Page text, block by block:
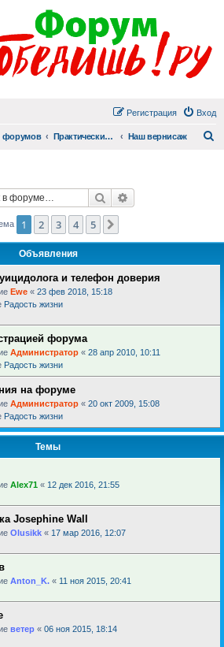
Вход
Регистрация
форумов Практический раздел Наш вернисаж
Поиск
1 2 3 4 5
Объявления
и телефон доверия
Ewe « 23 фев 2018, 15:18
Радость жизни
форума
Администратор « 28 апр 2010, 10:11
Радость жизни
на форуме
Администратор « 20 окт 2009, 15:08
Радость жизни
Темы
Alex71 « 12 дек 2016, 21:55
Josephine Wall
Olusikk « 17 мар 2016, 12:07
Anton_K. « 11 ноя 2015, 20:41
ветер « 06 ноя 2015, 18:14